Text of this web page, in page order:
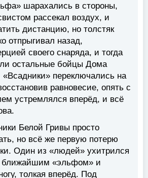
шарахались в стороны,
рассекал воздух, и
дистанцию, но толстяк
отпрыгивал назад,
своего снаряда, и тогда
остальные бойцы Дома
«Всадники» переключались на
равновесие, опять с
устремлялся вперёд, и всё
Белой Гривы просто
но всё же первую потерю
Один из «людей» ухитрился
ближайшим «эльфом» и
толкая вперёд. Под